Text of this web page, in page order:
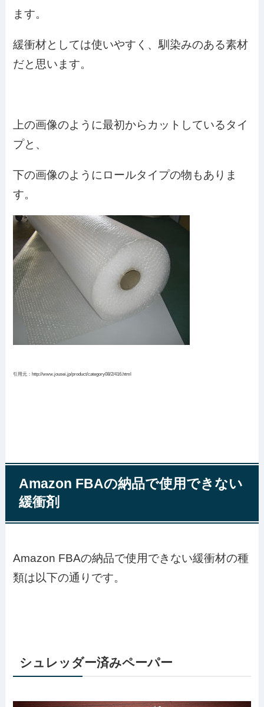
ます。
緩衝材としては使いやすく、馴染みのある素材
だと思います。
上の画像のように最初からカットしているタイ
プと、
下の画像のようにロールタイプの物もありま
す。
引用元：http://www.jousei.jp/product/category08/2/416.html
Amazon FBAの納品で使用できない
緩衝剤
Amazon FBAの納品で使用できない緩衝材の種
類は以下の通りです。
シュレッダー済みペーパー